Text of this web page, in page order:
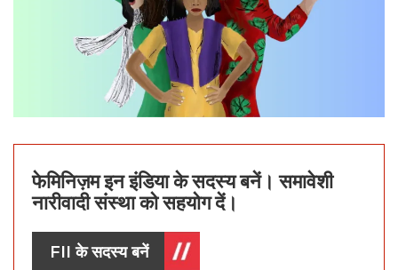
फेमिनिज़म इन इंडिया के सदस्य बनें। समावेशी
नारीवादी संस्था को सहयोग दें।
FII के सदस्य बनें